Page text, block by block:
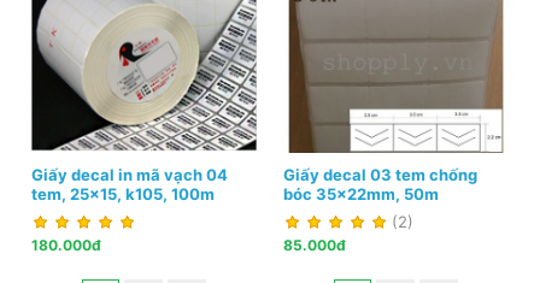
Giấy decal in mã vạch 04
tem, 25x15, k105, 100m
180.000đ
Giấy decal 03 tem chống
bóc 35x22mm, 50m
(2)
85.000đ